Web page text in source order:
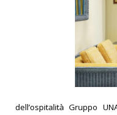
dell’ospitalità Gruppo